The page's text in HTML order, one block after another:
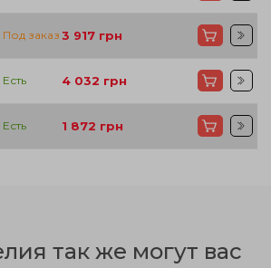
Под заказ 3 917 грн
Есть 4 032 грн
Есть 1 872 грн
так же могут вас